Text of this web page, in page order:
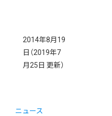
2014年8月19
日 （2019年7
月25日 更新）
ニュース